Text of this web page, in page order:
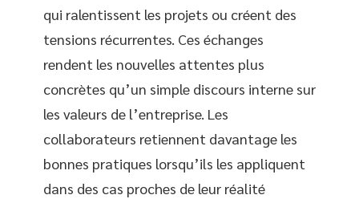
qui ralentissent les projets ou créent des
tensions récurrentes. Ces échanges
rendent les nouvelles attentes plus
concrètes qu’un simple discours interne sur
les valeurs de l’entreprise. Les
collaborateurs retiennent davantage les
bonnes pratiques lorsqu’ils les appliquent
dans des cas proches de leur réalité